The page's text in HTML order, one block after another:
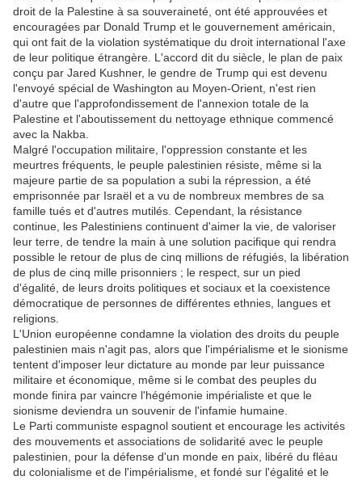
droit de la Palestine à sa souveraineté, ont été approuvées et
encouragées par Donald Trump et le gouvernement américain,
qui ont fait de la violation systématique du droit international l'axe
de leur politique étrangère. L'accord dit du siècle, le plan de paix
conçu par Jared Kushner, le gendre de Trump qui est devenu
l'envoyé spécial de Washington au Moyen-Orient, n'est rien
d'autre que l'approfondissement de l'annexion totale de la
Palestine et l'aboutissement du nettoyage ethnique commencé
avec la Nakba.
Malgré l'occupation militaire, l'oppression constante et les
meurtres fréquents, le peuple palestinien résiste, même si la
majeure partie de sa population a subi la répression, a été
emprisonnée par Israël et a vu de nombreux membres de sa
famille tués et d'autres mutilés. Cependant, la résistance
continue, les Palestiniens continuent d'aimer la vie, de valoriser
leur terre, de tendre la main à une solution pacifique qui rendra
possible le retour de plus de cinq millions de réfugiés, la libération
de plus de cinq mille prisonniers ; le respect, sur un pied
d'égalité, de leurs droits politiques et sociaux et la coexistence
démocratique de personnes de différentes ethnies, langues et
religions.
L'Union européenne condamne la violation des droits du peuple
palestinien mais n'agit pas, alors que l'impérialisme et le sionisme
tentent d'imposer leur dictature au monde par leur puissance
militaire et économique, même si le combat des peuples du
monde finira par vaincre l'hégémonie impérialiste et que le
sionisme deviendra un souvenir de l'infamie humaine.
Le Parti communiste espagnol soutient et encourage les activités
des mouvements et associations de solidarité avec le peuple
palestinien, pour la défense d'un monde en paix, libéré du fléau
du colonialisme et de l'impérialisme, et fondé sur l'égalité et le